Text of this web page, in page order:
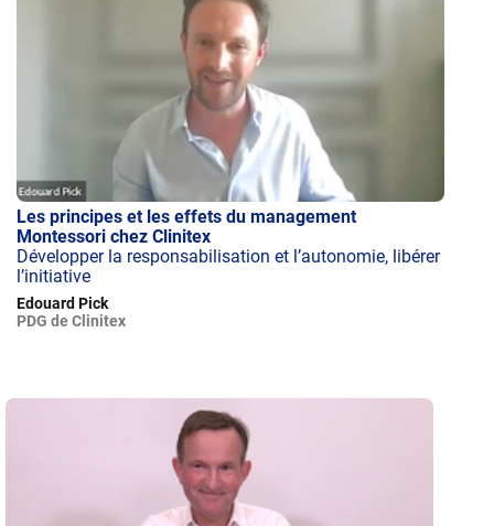
Les principes et les effets du management
Montessori chez Clinitex
Développer la responsabilisation et l’autonomie, libérer
l’initiative
Edouard Pick
PDG de Clinitex